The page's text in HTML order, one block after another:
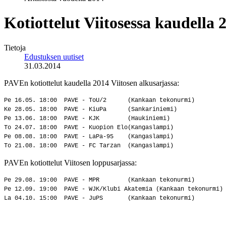
Kotiottelut Viitosessa kaudella
Tietoja
Edustuksen uutiset
31.03.2014
PAVEn kotiottelut kaudella 2014 Viitosen alkusarjassa:
Pe 16.05. 18:00 PAVE - ToU/2 (Kankaan tekonurmi)
Ke 28.05. 18:00 PAVE - KiuPa (Sankariniemi)
Pe 13.06. 18:00 PAVE - KJK (Haukiniemi)
To 24.07. 18:00 PAVE - Kuopion Elo(Kangaslampi)
Pe 08.08. 18:00 PAVE - LaPa-95 (Kangaslampi)
To 21.08. 18:00 PAVE - FC Tarzan (Kangaslampi)
PAVEn kotiottelut Viitosen loppusarjassa:
Pe 29.08. 19:00 PAVE - MPR (Kankaan tekonurmi)
Pe 12.09. 19:00 PAVE - WJK/Klubi Akatemia (Kankaan tekonurmi)
La 04.10. 15:00 PAVE - JuPS (Kankaan tekonurmi)